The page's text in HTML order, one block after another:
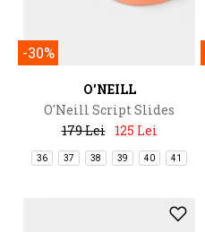
-30%
O'NEILL
O'Neill Script Slides
179 Lei
125 Lei
36 37 38 39 40 41